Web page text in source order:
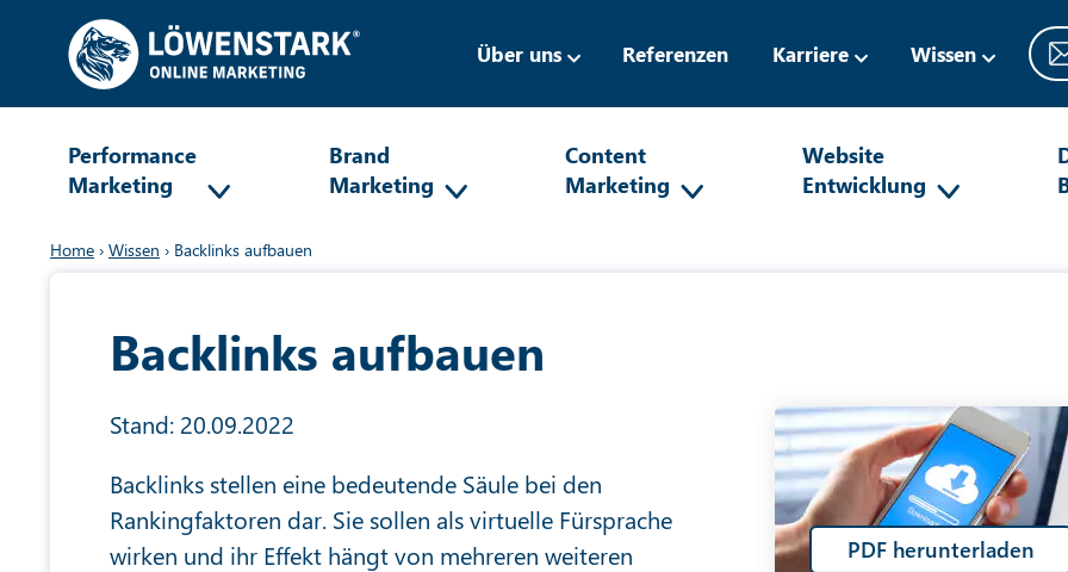
Über uns Referenzen Karriere Wissen
Performance
Marketing
Brand
Marketing
Content
Marketing
Website
Entwicklung
Home › Wissen › Backlinks aufbauen
Backlinks aufbauen
PDF herunterladen
Stand: 20.09.2022
Backlinks stellen eine bedeutende Säule bei den
Rankingfaktoren dar. Sie sollen als virtuelle Fürsprache
wirken und ihr Effekt hängt von mehreren weiteren